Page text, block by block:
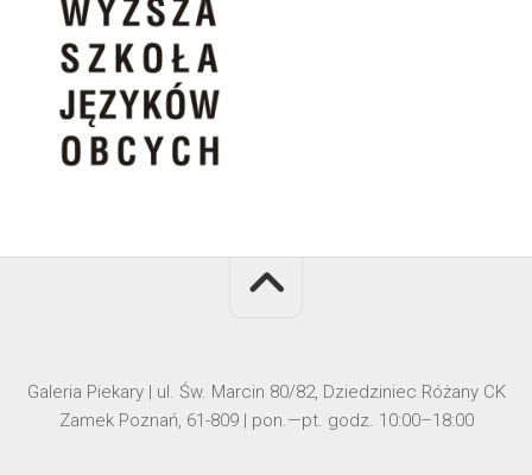
Galeria Piekary | ul. Św. Marcin 80/82, Dziedziniec Różany CK
Zamek Poznań, 61-809 | pon.—pt. godz. 10:00–18:00